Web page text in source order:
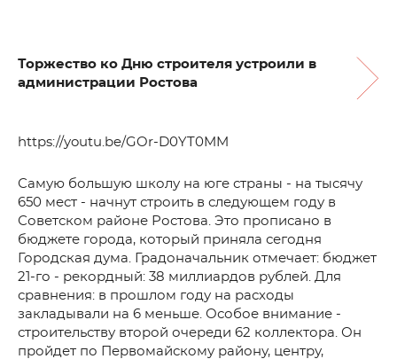
Торжество ко Дню строителя устроили в
администрации Ростова
https://youtu.be/GOr-D0YT0MM
Самую большую школу на юге страны - на тысячу
650 мест - начнут строить в следующем году в
Советском районе Ростова. Это прописано в
бюджете города, который приняла сегодня
Городская дума. Градоначальник отмечает: бюджет
21-го - рекордный: 38 миллиардов рублей. Для
сравнения: в прошлом году на расходы
закладывали на 6 меньше. Особое внимание -
строительству второй очереди 62 коллектора. Он
пройдет по Первомайскому району, центру,